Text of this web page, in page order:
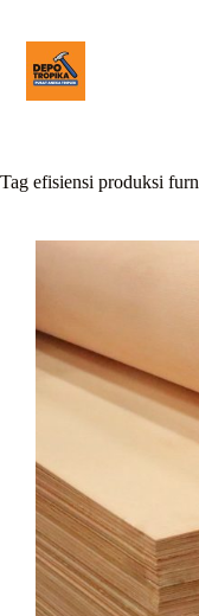
Tag efisiensi produksi